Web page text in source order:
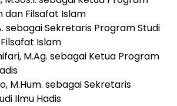
dan Filsafat Islam
sebagai Sekretaris Program Studi
Islam
M.Ag. sebagai Ketua Program
M.Hum. sebagai Sekretaris
Ilmu Hadis